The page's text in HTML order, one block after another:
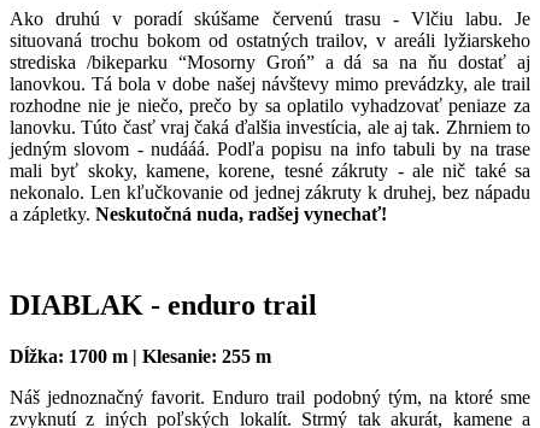
Ako druhú v poradí skúšame červenú trasu - Vlčiu labu. Je
situovaná trochu bokom od ostatných trailov, v areáli lyžiarskeho
strediska /bikeparku “Mosorny Groń” a dá sa na ňu dostať aj
lanovkou. Tá bola v dobe našej návštevy mimo prevádzky, ale trail
rozhodne nie je niečo, prečo by sa oplatilo vyhadzovať peniaze za
lanovku. Túto časť vraj čaká ďalšia investícia, ale aj tak. Zhrniem to
jedným slovom - nudááá. Podľa popisu na info tabuli by na trase
mali byť skoky, kamene, korene, tesné zákruty - ale nič také sa
nekonalo. Len kľučkovanie od jednej zákruty k druhej, bez nápadu
a zápletky. Neskutočná nuda, radšej vynechať!
DIABLAK - enduro trail
Dĺžka: 1700 m | Klesanie: 255 m
Náš jednoznačný favorit. Enduro trail podobný tým, na ktoré sme
zvyknutí z iných poľských lokalít. Strmý tak akurát, kamene a